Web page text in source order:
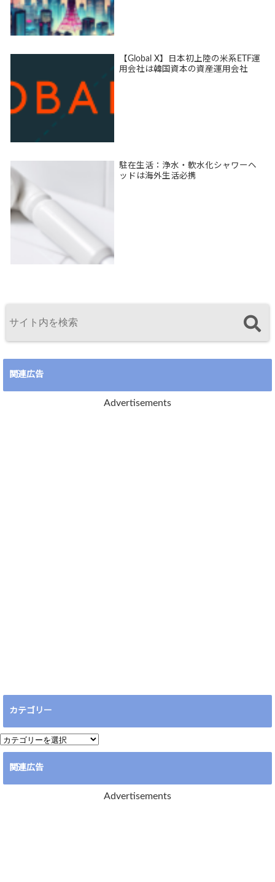
【Global X】日本初上陸の米系ETF運
用会社は韓国資本の資産運用会社
駐在生活：浄水・軟水化シャワーヘ
ッドは海外生活必携
関連広告
Advertisements
カテゴリー
カ
テ
リ
関連広告
Advertisements